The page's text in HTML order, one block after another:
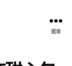
選單